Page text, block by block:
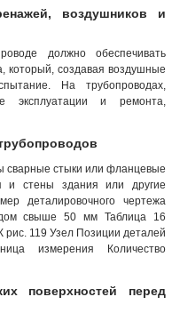
воздушников и
должно обеспечивать
который, создавая воздушные
На трубопроводах,
эксплуатации и ремонта,
сварные стыки или фланцевые
и стены здания или другие
деталировочного чертежа
свыше 50 мм Таблица 16
119 Узел Позиции деталей
измерения Количество
поверхностей перед